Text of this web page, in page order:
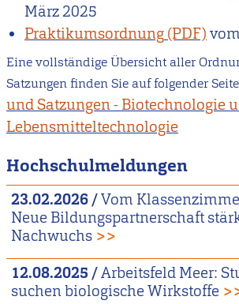
März 2025
Praktikumsordnung
vom
Eine vollständige Übersicht aller
Satzungen finden Sie auf folgender
und Satzungen - Biotechnologie
Lebensmitteltechnologie
Hochschulmeldungen
23.02.2026 /Vom
Neue Bildungspartnerschaft
Nachwuchs >>
12.08.2025 /Arbeitsfeld Meer:
suchen biologische Wirkstoffe